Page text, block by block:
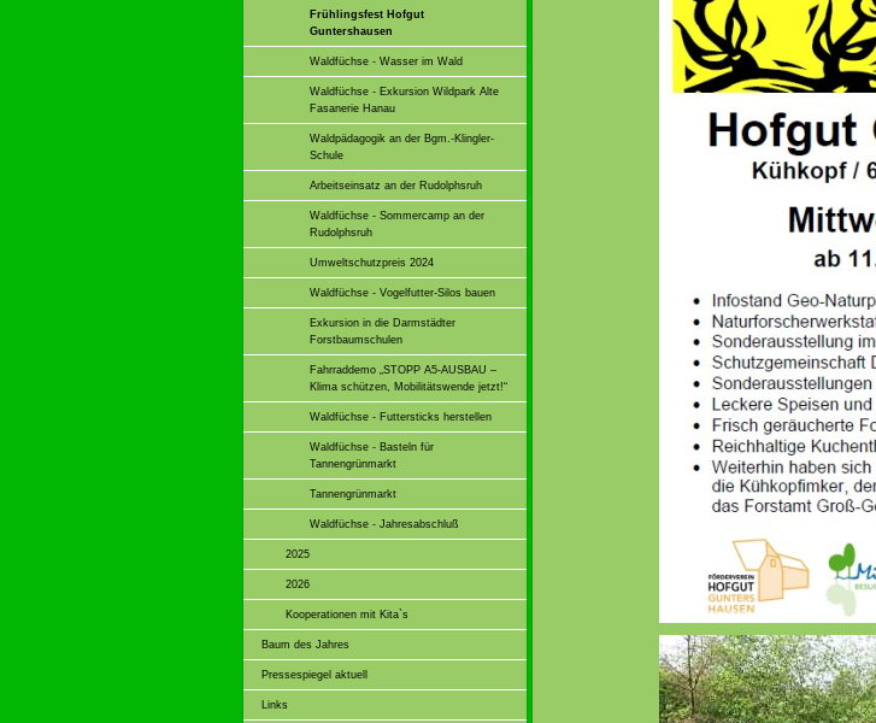
Frühlingsfest Hofgut
Guntershausen
Waldfüchse - Wasser im Wald
Waldfüchse - Exkursion Wildpark Alte
Fasanerie Hanau
Waldpädagogik an der Bgm.-Klingler-
Schule
Arbeitseinsatz an der Rudolphsruh
Waldfüchse - Sommercamp an der
Rudolphsruh
Umweltschutzpreis 2024
Waldfüchse - Vogelfutter-Silos bauen
Exkursion in die Darmstädter
Forstbaumschulen
Fahrraddemo „STOPP A5-AUSBAU –
Klima schützen, Mobilitätswende jetzt!“
Waldfüchse - Futtersticks herstellen
Waldfüchse - Basteln für
Tannengrünmarkt
Tannengrünmarkt
Waldfüchse - Jahresabschluß
2025
2026
Kooperationen mit Kita`s
Baum des Jahres
Pressespiegel aktuell
Links